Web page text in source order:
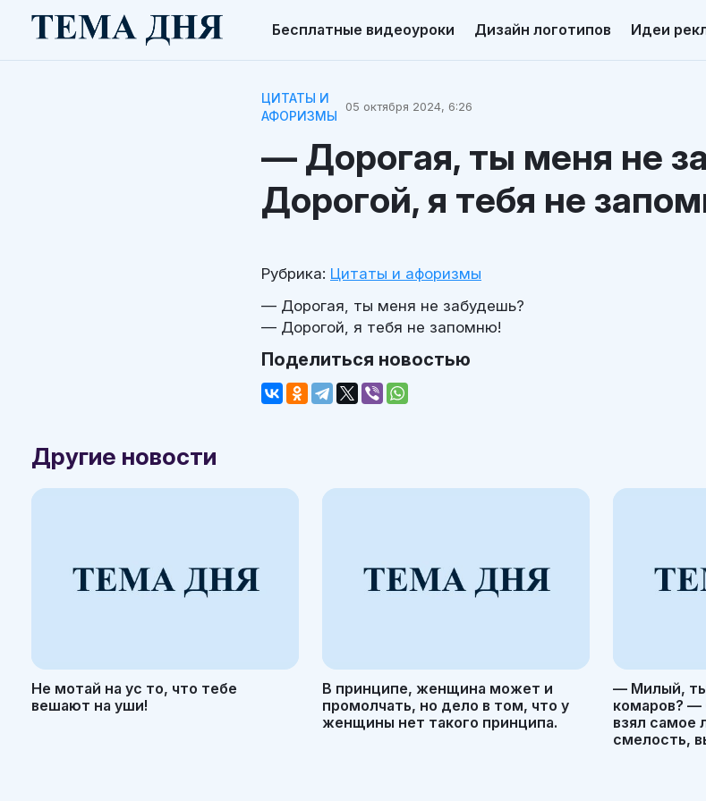
Бесплатные видеоуроки Дизайн логотипов Идеи
ЦИТАТЫ И
АФОРИЗМЫ
05 октября 2024, 6:26
— Дорогая, ты меня не
Дорогой, я тебя не
Рубрика: Цитаты и афоризмы
— Дорогая, ты меня не забудешь?
— Дорогой, я тебя не запомню!
Поделиться новостью
Другие новости
Не мотай на ус то, что тебе
вешают на уши!
В принципе, женщина может и
промолчать, но дело в том, что у
женщины нет такого принципа.
— Милый, ты
комаров? —
взял самое
смелость,